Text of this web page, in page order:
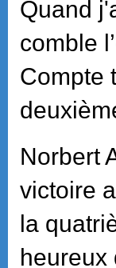
Quand
comble
Compte
Norbert
victoire
la
heureux